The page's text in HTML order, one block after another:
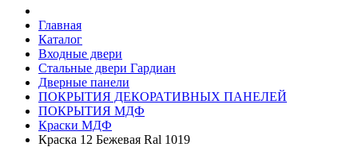
Главная
Каталог
Входные двери
Стальные двери Гардиан
Дверные панели
ПОКРЫТИЯ ДЕКОРАТИВНЫХ ПАНЕЛЕЙ
ПОКРЫТИЯ МДФ
Краски МДФ
Краска 12 Бежевая Ral 1019